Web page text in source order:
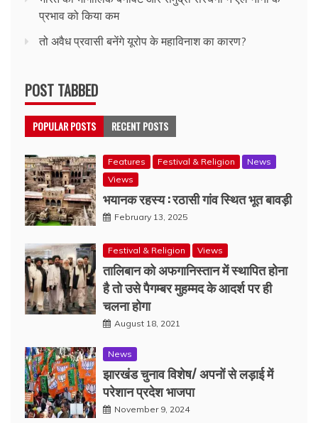
प्रभाव को किया कम
तो अवैध प्रवासी बनेंगे यूरोप के महाविनाश का कारण?
POST TABBED
POPULAR POSTS RECENT POSTS
Features Festival & Religion
News
Views
भयानक रहस्य : रठासी गांव स्थित भूत बावड़ी
February 13, 2025
Festival & Religion Views
तालिबान को अफगानिस्तान में स्थापित होना
है तो उसे पैगम्बर मुहम्मद के आदर्श पर ही
चलना होगा
August 18, 2021
News
झारखंड चुनाव विशेष/ अपनों से लड़ाई में
परेशान प्रदेश भाजपा
November 9, 2024